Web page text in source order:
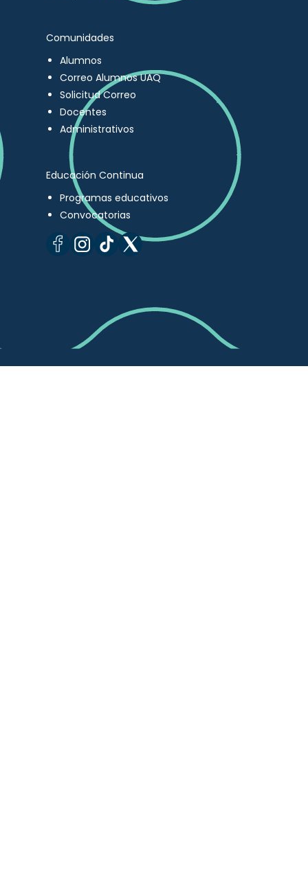
Comunidades
Alumnos
Correo Alumnos UAQ
Solicitud Correo
Docentes
Administrativos
Educación Continua
Programas educativos
Convocatorias